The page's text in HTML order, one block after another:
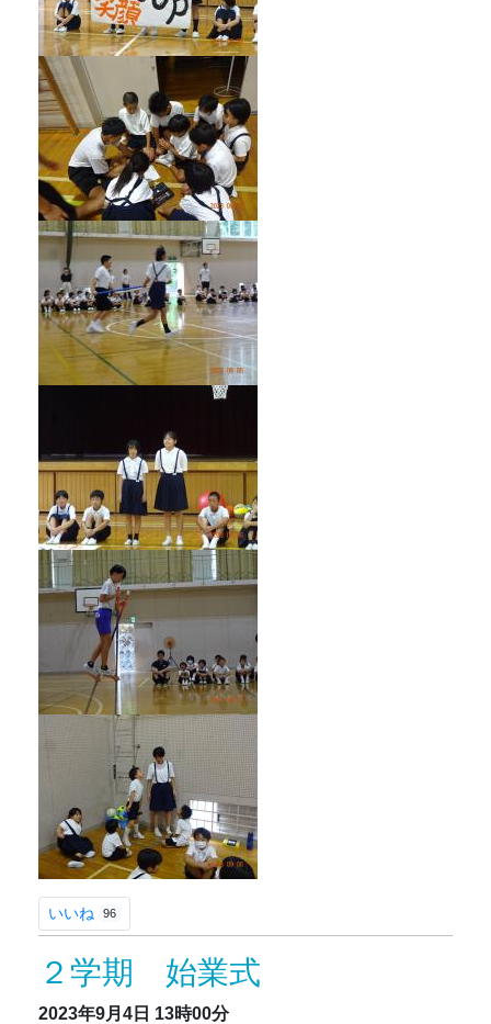
いいね 96
２学期 始業式
2023年9月4日 13時00分